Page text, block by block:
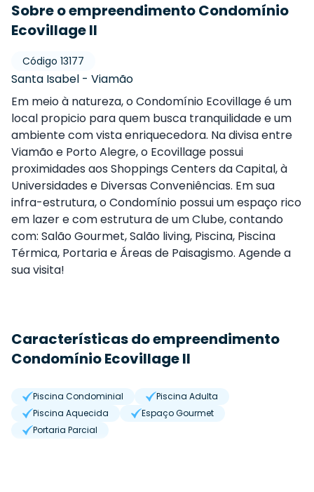
Sobre o empreendimento Condomínio
Ecovillage II
Código 13177
Santa Isabel - Viamão
Em meio à natureza, o Condomínio Ecovillage é um
local propicio para quem busca tranquilidade e um
ambiente com vista enriquecedora. Na divisa entre
Viamão e Porto Alegre, o Ecovillage possui
proximidades aos Shoppings Centers da Capital, à
Universidades e Diversas Conveniências. Em sua
infra-estrutura, o Condomínio possui um espaço rico
em lazer e com estrutura de um Clube, contando
com: Salão Gourmet, Salão living, Piscina, Piscina
Térmica, Portaria e Áreas de Paisagismo. Agende a
sua visita!
Características do empreendimento
Condomínio Ecovillage II
Piscina Condominial
Piscina Adulta
Piscina Aquecida
Espaço Gourmet
Portaria Parcial